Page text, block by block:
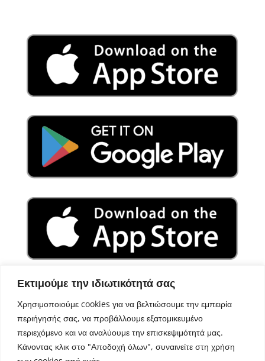
Εκτιμούμε την ιδιωτικότητά σας
Χρησιμοποιούμε cookies για να βελτιώσουμε την εμπειρία
περιήγησής σας, να προβάλλουμε εξατομικευμένο
περιεχόμενο και να αναλύουμε την επισκεψιμότητά μας.
Κάνοντας κλικ στο "Αποδοχή όλων", συναινείτε στη χρήση